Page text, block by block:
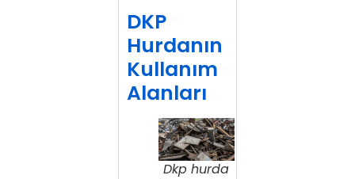
DKP
Hurdanın
Kullanım
Alanları
Dkp hurda